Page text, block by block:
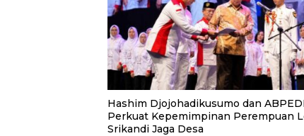
Hashim Djojohadikusumo dan
Perkuat Kepemimpinan Perempuan
Srikandi Jaga Desa